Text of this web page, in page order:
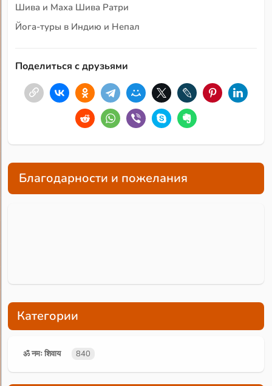
Шива и Маха Шива Ратри
Йога-туры в Индию и Непал
Поделиться с друзьями
Благодарности и пожелания
Категории
ॐ नमः शिवाय 840